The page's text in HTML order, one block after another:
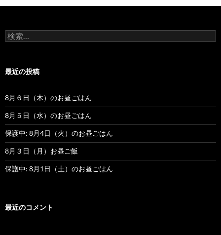
ゲ
シ
ン
検
索
最近の投稿
8月６日（木）のお昼ごはん
8月５日（水）のお昼ごはん
保護中: 8月4日（火）のお昼ごはん
8月３日（月）お昼ご飯
保護中: 8月1日（土）のお昼ごはん
最近のコメント